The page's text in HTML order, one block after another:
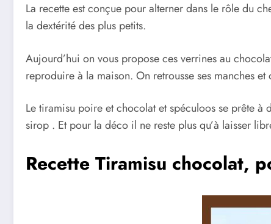
La recette est conçue pour alterner dans le rôle du
la dextérité des plus petits.
Aujourd’hui on vous propose ces verrines au
reproduire à la maison. On retrousse ses manches
Le tiramisu poire et chocolat et spéculoos se prête à
sirop . Et pour la déco il ne reste plus qu’à laisser
Recette Tiramisu chocolat,